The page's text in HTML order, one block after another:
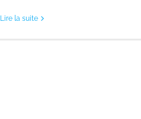
Lire la suite